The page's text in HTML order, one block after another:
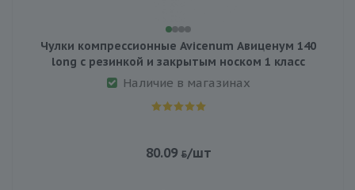
Чулки компрессионные Avicenum Авиценум 140
long с резинкой и закрытым носком 1 класс
Наличие в магазинах
80.09 /шт